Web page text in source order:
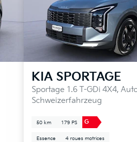
KIA SPORTAGE
Sportage 1.6 T-GDi 4X4,
Schweizerfahrzeug
50 km 179 PS G
Essence 4 roues motrices